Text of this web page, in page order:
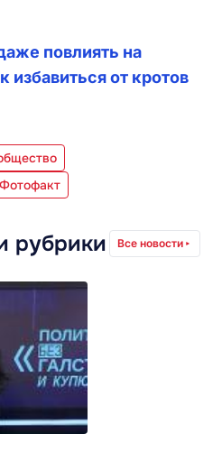
повлиять на
избавиться от кротов
рубрики Все новости